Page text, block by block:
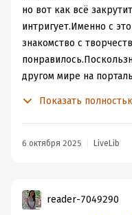
но вот как всё
интригует.Именно с
знакомство с
другом мире на
вспомнил, что Дарья —
этого
бы ни забредали герои
Показать
6 октября 2025 LiveLib
reader-7049290